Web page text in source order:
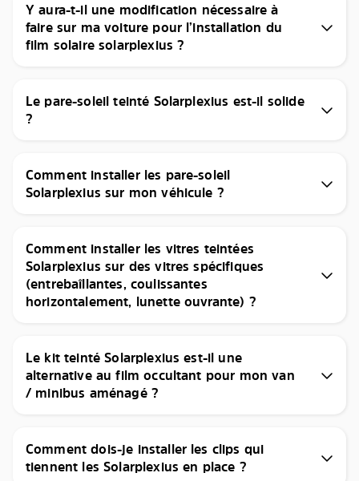
Y aura-t-il une modification nécessaire à
faire sur ma voiture pour l’installation du
film solaire solarplexius ?
Le pare-soleil teinté Solarplexius est-il solide
?
Comment installer les pare-soleil
Solarplexius sur mon véhicule ?
Comment installer les vitres teintées
Solarplexius sur des vitres spécifiques
(entrebaîllantes, coulissantes
horizontalement, lunette ouvrante) ?
Le kit teinté Solarplexius est-il une
alternative au film occultant pour mon van
/ minibus aménagé ?
Comment dois-je installer les clips qui
tiennent les Solarplexius en place ?